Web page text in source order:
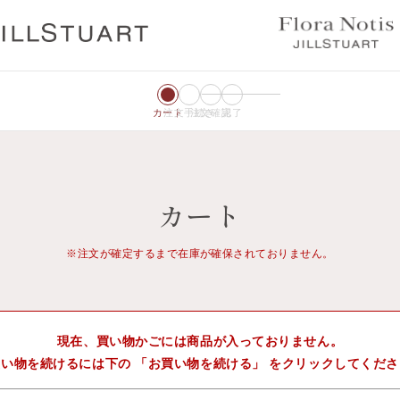
カート
注文手続き
注文確認完了
カート
※注文が確定するまで在庫が確保されておりません。
現在、買い物かごには商品が入っておりません。
物を続けるには下の 「お買い物を続ける」 をクリックしてくだ